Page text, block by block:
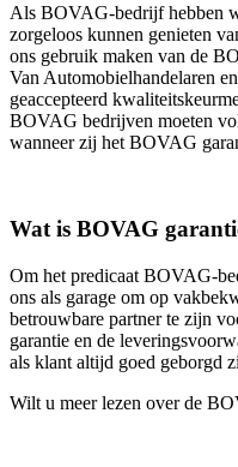
Als BOVAG-bedrijf hebben
zorgeloos kunnen genieten
ons gebruik maken van de
Van Automobielhandelaren
geaccepteerd
BOVAG bedrijven moeten
wanneer zij het BOVAG
Wat is BOVAG
Om het predicaat BOVAG-
ons als garage om op
betrouwbare partner te zijn
garantie en de
als klant altijd goed geborgd
Wilt u meer lezen over de